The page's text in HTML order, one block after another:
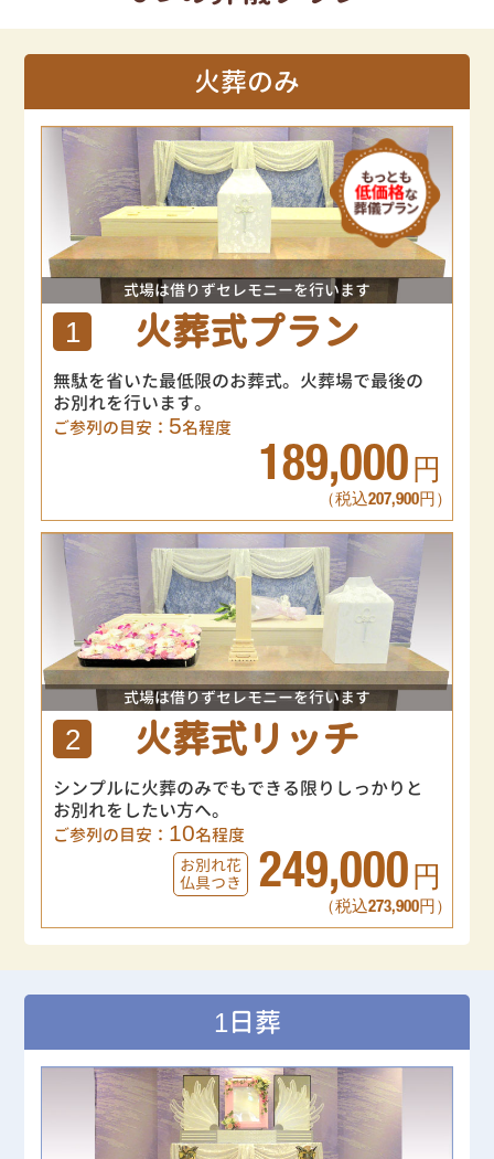
火葬のみ
式場は借りずセレモニーを行います
1 火葬式プラン
無駄を省いた最低限のお葬式。火葬場で最後の
お別れを行います。
ご参列の目安： 5名程度
189,000 円
（税込207,900円）
式場は借りずセレモニーを行います
2 火葬式リッチ
シンプルに火葬のみでもできる限りしっかりと
お別れをしたい方へ。
ご参列の目安： 10名程度
お別れ花
仏具つき
249,000 円
（税込273,900円）
1日葬